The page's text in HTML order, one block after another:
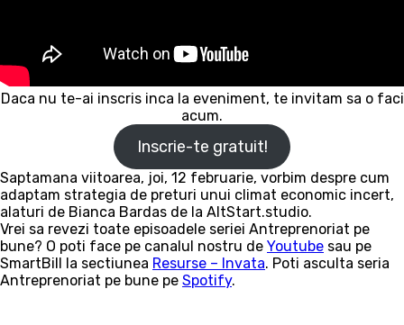
Daca nu te-ai inscris inca la eveniment, te invitam sa o faci
acum.
Inscrie-te gratuit!
Saptamana viitoarea, joi, 12 februarie, vorbim despre cum
adaptam strategia de preturi unui climat economic incert,
alaturi de Bianca Bardas de la AltStart.studio.
Vrei sa revezi toate episoadele seriei Antreprenoriat pe
bune? O poti face pe canalul nostru de Youtube sau pe
SmartBill la sectiunea Resurse – Invata. Poti asculta seria
Antreprenoriat pe bune pe Spotify.